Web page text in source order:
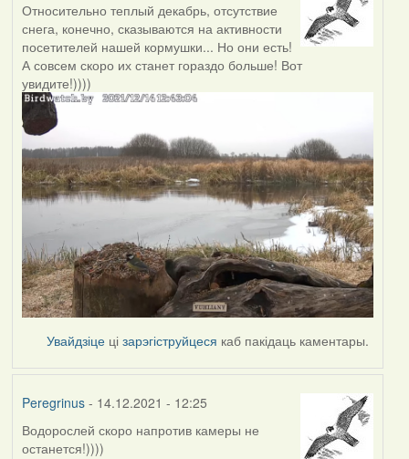
Относительно теплый декабрь, отсутствие
снега, конечно, сказываются на активности
посетителей нашей кормушки... Но они есть!
А совсем скоро их станет гораздо больше! Вот
увидите!))))
Увайдзіце цізарэгіструйцеся каб пакідаць каментары.
Peregrinus- 14.12.2021 - 12:25
Водорослей скоро напротив камеры не
останется!))))